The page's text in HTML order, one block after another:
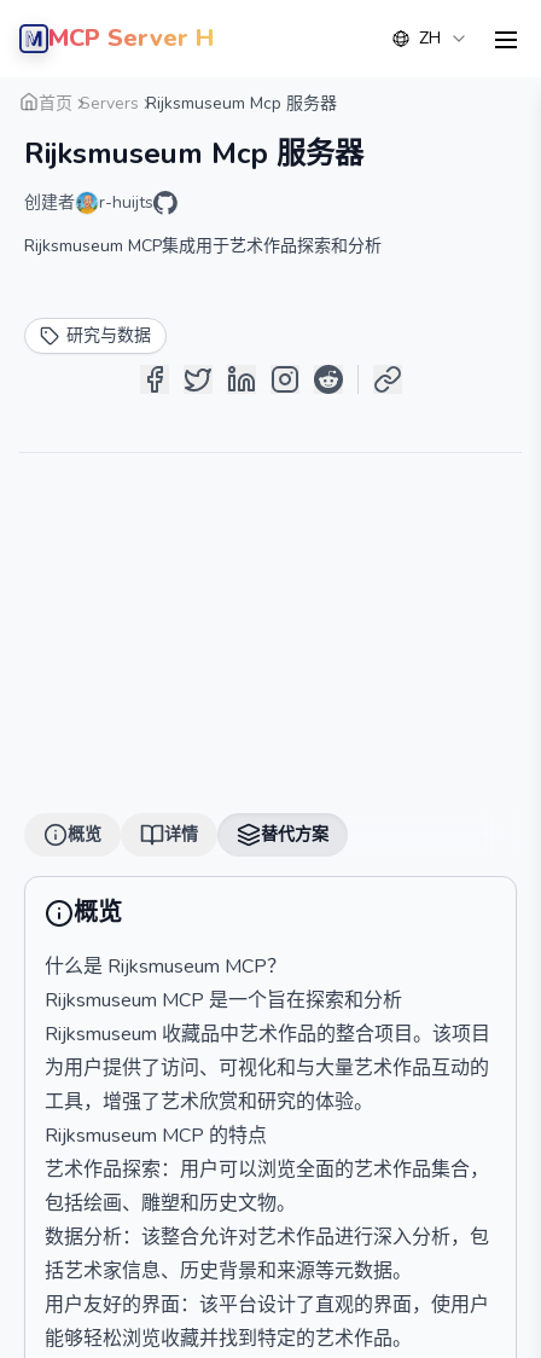
MCP Server Hub ZH
首页 Servers Rijksmuseum Mcp 服务器
Rijksmuseum Mcp 服务器
创建者
r-huijts
Rijksmuseum MCP集成用于艺术作品探索和分析
研究与数据
概览 详情 替代方案
概览 详情 替代方案
概览
什么是 Rijksmuseum MCP？
Rijksmuseum MCP 是一个旨在探索和分析
Rijksmuseum 收藏品中艺术作品的整合项目。该项目
为用户提供了访问、可视化和与大量艺术作品互动的
工具，增强了艺术欣赏和研究的体验。
Rijksmuseum MCP 的特点
艺术作品探索：用户可以浏览全面的艺术作品集合，
包括绘画、雕塑和历史文物。
数据分析：该整合允许对艺术作品进行深入分析，包
括艺术家信息、历史背景和来源等元数据。
用户友好的界面：该平台设计了直观的界面，使用户
能够轻松浏览收藏并找到特定的艺术作品。